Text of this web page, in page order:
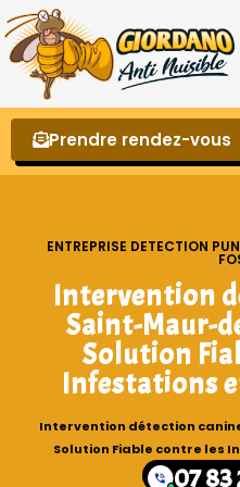
Prendre rendez-vous
ENTREPRISE DETECTION
Intervention
Saint-Maur-
Solution
Infestations
Intervention détection
Solution Fiable contre les
07 83